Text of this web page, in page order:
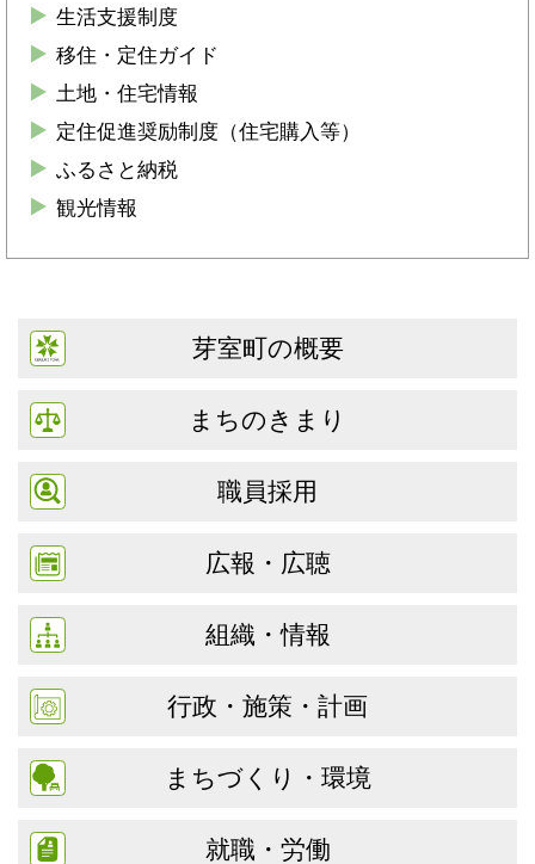
生活支援制度
移住・定住ガイド
土地・住宅情報
定住促進奨励制度（住宅購入等）
ふるさと納税
観光情報
芽室町の概要
まちのきまり
職員採用
広報・広聴
組織・情報
行政・施策・計画
まちづくり・環境
就職・労働